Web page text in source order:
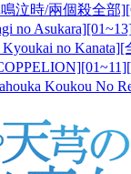
泣時/兩個殺全部
no
Koukou No